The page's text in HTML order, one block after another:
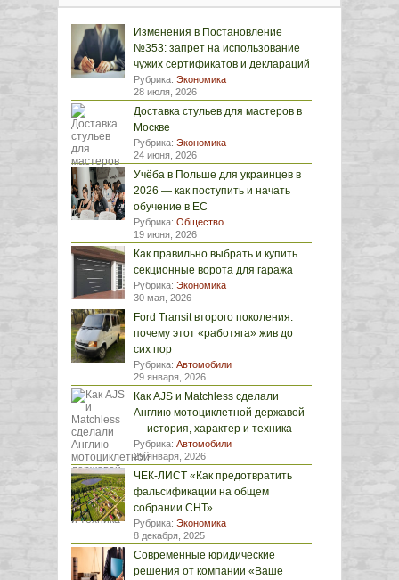
Изменения в Постановление
№353: запрет на использование
чужих сертификатов и деклараций
Рубрика: Экономика
28 июля, 2026
Доставка стульев для мастеров в
Москве
Рубрика: Экономика
24 июня, 2026
Учёба в Польше для украинцев в
2026 — как поступить и начать
обучение в ЕС
Рубрика: Общество
19 июня, 2026
Как правильно выбрать и купить
секционные ворота для гаража
Рубрика: Экономика
30 мая, 2026
Ford Transit второго поколения:
почему этот «работяга» жив до
сих пор
Рубрика: Автомобили
29 января, 2026
Как AJS и Matchless сделали
Англию мотоциклетной державой
— история, характер и техника
Рубрика: Автомобили
29 января, 2026
ЧЕК-ЛИСТ «Как предотвратить
фальсификации на общем
собрании СНТ»
Рубрика: Экономика
8 декабря, 2025
Современные юридические
решения от компании «Ваше